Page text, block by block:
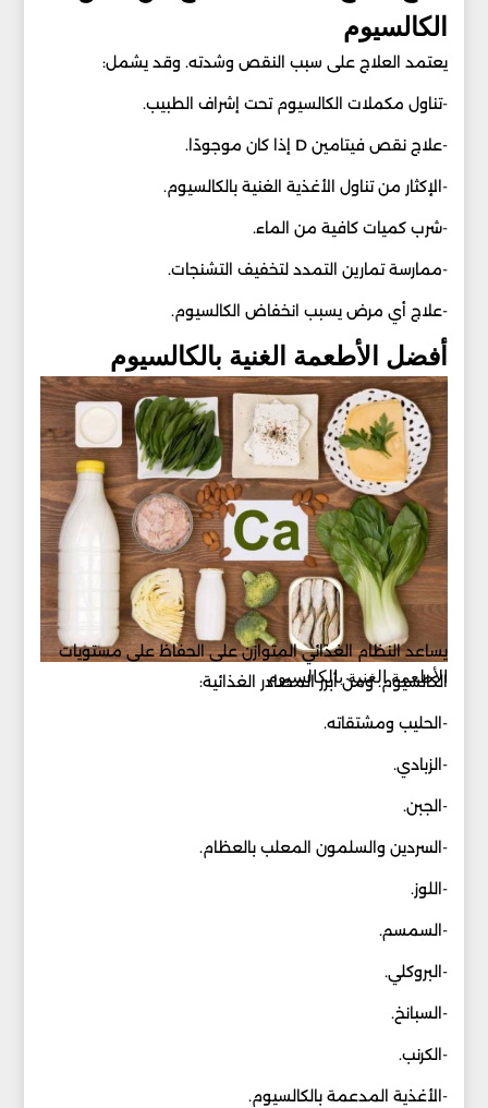
الكالسيوم
يعتمد العلاج على سبب النقص وشدته. وقد يشمل:
-تناول مكملات الكالسيوم تحت إشراف الطبيب.
-علاج نقص فيتامين D إذا كان موجودًا.
-الإكثار من تناول الأغذية الغنية بالكالسيوم.
-شرب كميات كافية من الماء.
-ممارسة تمارين التمدد لتخفيف التشنجات.
-علاج أي مرض يسبب انخفاض الكالسيوم.
أفضل الأطعمة الغنية بالكالسيوم
الأطعمة الغنية بالكالسيوم
يساعد النظام الغذائي المتوازن على الحفاظ على مستويات
الكالسيوم. ومن أبرز المصادر الغذائية:
-الحليب ومشتقاته.
-الزبادي.
-الجبن.
-السردين والسلمون المعلب بالعظام.
-اللوز.
-السمسم.
-البروكلي.
-السبانخ.
-الكرنب.
-الأغذية المدعمة بالكالسيوم.